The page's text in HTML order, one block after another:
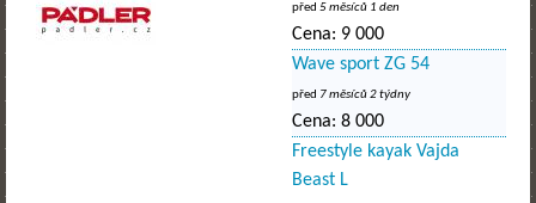
před 5 měsíců 1 den
Cena: 9 000
Wave sport ZG 54
před 7 měsíců 2 týdny
Cena: 8 000
Freestyle kayak Vajda
Beast L